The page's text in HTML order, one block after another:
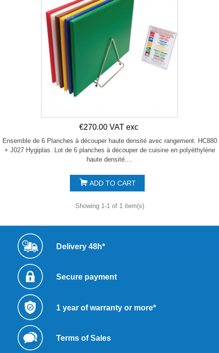
€270.00 VAT exc
Ensemble de 6 Planches à découper haute densité avec rangement. HC880
+ J027 Hygiplas. Lot de 6 planches à découper de cuisine en polyéthylène
haute densité....
ADD TO CART
Showing 1-1 of 1 item(s)
Delivery 48h*
Secure payment
1 year of warranty or more*
Terms of Sales